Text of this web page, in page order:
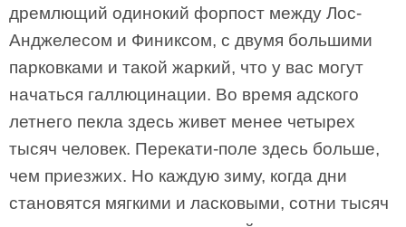
дремлющий одинокий форпост между Лос-
Анджелесом и Финиксом, с двумя большими
парковками и такой жаркий, что у вас могут
начаться галлюцинации. Во время адского
летнего пекла здесь живет менее четырех
тысяч человек. Перекати-поле здесь больше,
чем приезжих. Но каждую зиму, когда дни
становятся мягкими и ласковыми, сотни тысяч